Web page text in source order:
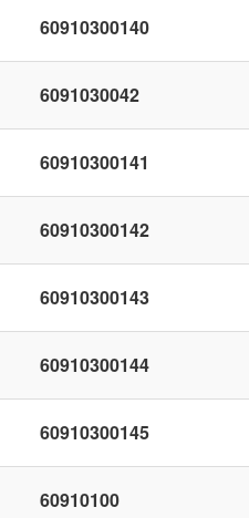
60910300140
6091030042
60910300141
60910300142
60910300143
60910300144
60910300145
60910100